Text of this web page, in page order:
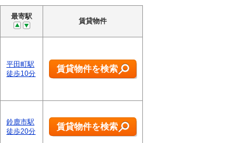
最寄駅
賃貸物件
平田町駅
徒歩10分
賃貸物件を検索
鈴鹿市駅
徒歩20分
賃貸物件を検索